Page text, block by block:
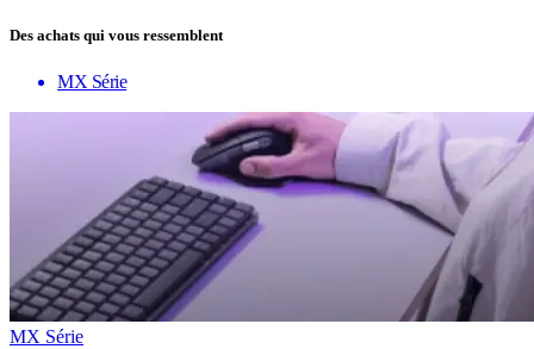
Des achats qui vous ressemblent
MX Série
MX Série